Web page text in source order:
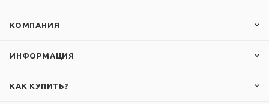
КОМПАНИЯ
ИНФОРМАЦИЯ
КАК КУПИТЬ?